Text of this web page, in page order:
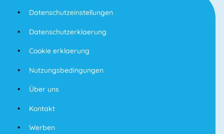
Datenschutzeinstellungen
Datenschutzerklaerung
Cookie erklaerung
Nutzungsbedingungen
Über uns
Kontakt
Werben